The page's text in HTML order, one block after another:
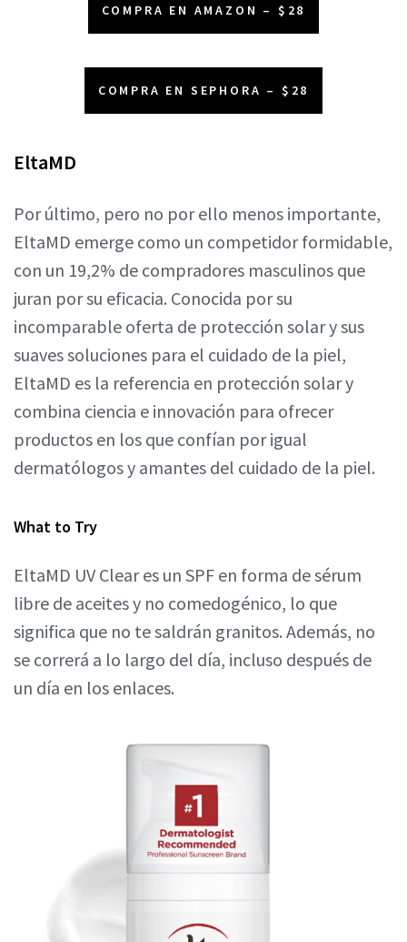
COMPRA EN AMAZON – $28
COMPRA EN SEPHORA – $28
EltaMD
Por último, pero no por ello menos importante,
EltaMD emerge como un competidor formidable,
con un 19,2% de compradores masculinos que
juran por su eficacia. Conocida por su
incomparable oferta de protección solar y sus
suaves soluciones para el cuidado de la piel,
EltaMD es la referencia en protección solar y
combina ciencia e innovación para ofrecer
productos en los que confían por igual
dermatólogos y amantes del cuidado de la piel.
What to Try
EltaMD UV Clear es un SPF en forma de sérum
libre de aceites y no comedogénico, lo que
significa que no te saldrán granitos. Además, no
se correrá a lo largo del día, incluso después de
un día en los enlaces.